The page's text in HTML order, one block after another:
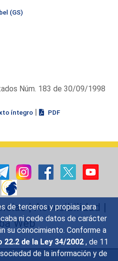
de terceros y propias para
ni cede datos de carácter
su conocimiento. Conforme a
22.2 de la Ley 34/2002 , de 11
de la información y de
(GS)
Núm. 183 de 30/09/1998
íntegro | PDF
|Accesibilidad |
Web